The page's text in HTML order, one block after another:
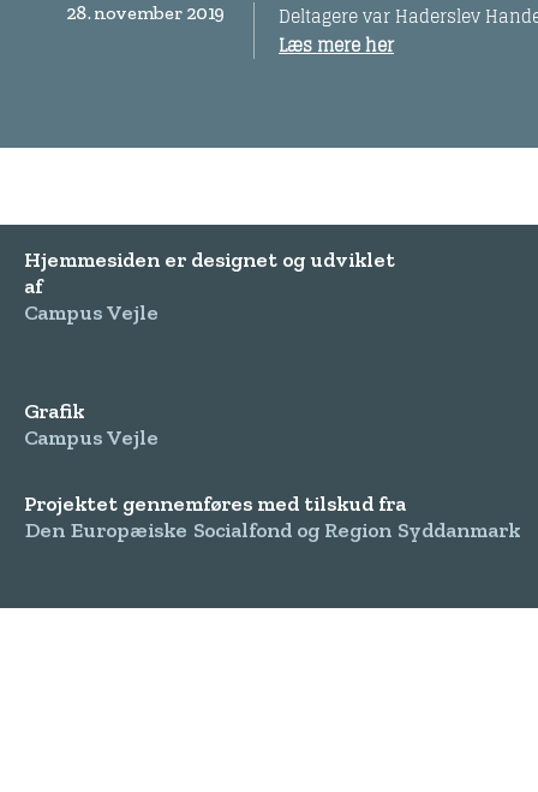
28. november 2019
Deltagere var Haderslev
Læs mere her
Hjemmesiden er designet og udviklet
af
Campus Vejle
Grafik
Campus Vejle
Projektet gennemføres med tilskud fra
Den Europæiske Socialfond og Region Syddanmark